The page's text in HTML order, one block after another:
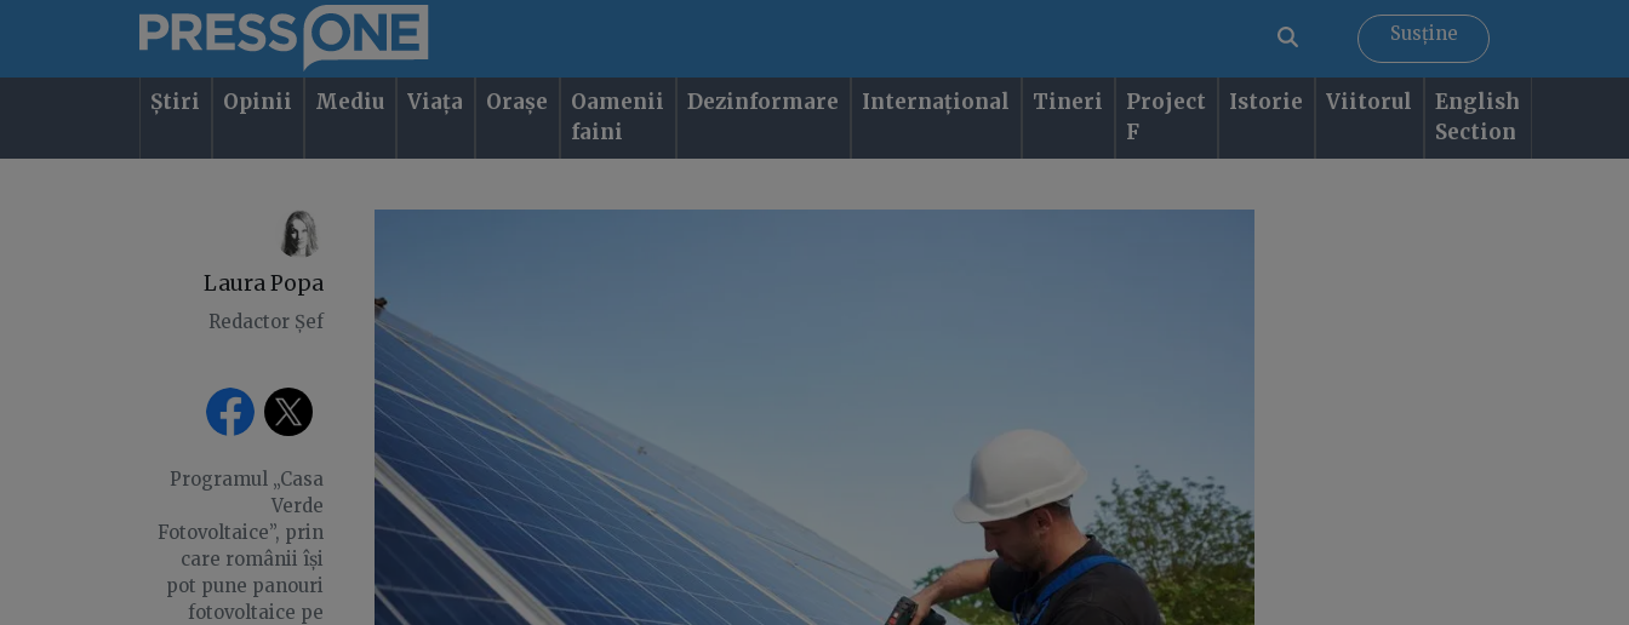
Susține
Știri Opinii Mediu Viața Orașe
Oamenii
faini
Dezinformare Internațional Tineri
Project
F
Istorie Viitorul
English
Section
Laura Popa
Redactor Șef
Programul „Casa
Verde
Fotovoltaice”, prin
care românii își
pot pune panouri
fotovoltaice pe